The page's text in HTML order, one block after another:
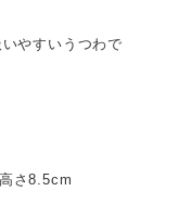
やすいうつわで
さ8.5cm